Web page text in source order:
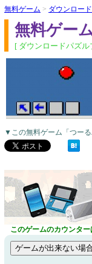
無料ゲーム > ダウンロー
無料ゲー
[ ダウンロードパズ
▼この無料ゲーム「つー
このゲームのカウンタ